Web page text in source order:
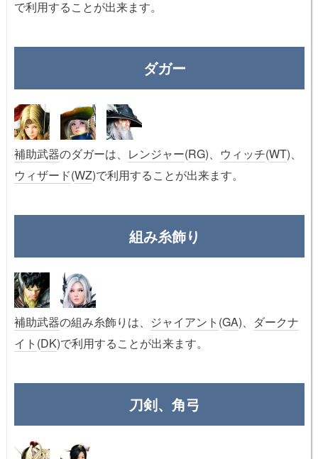
で利用することが出来ます。
ダガー
補助武器のダガーは、 レンジャー(RG)、 ウィッチ(WT)、
ウィザード(WZ)で利用することが出来ます。
組み糸飾り
補助武器の組み糸飾りは、 ジャイアント (GA)、 ダークナ
イト (DK)で利用することが出来ます。
刀剣、角弓